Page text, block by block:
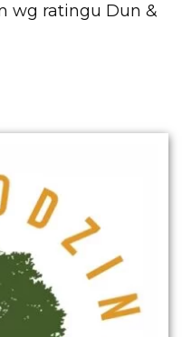
wg ratingu Dun &